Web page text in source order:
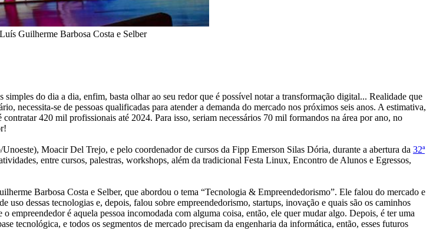
Guilherme Barbosa Costa e Selber
do dia a dia, enfim, basta olhar ao seu redor que é possível notar a transformação digital... Realidade que
necessita-se de pessoas qualificadas para atender a demanda do mercado nos próximos seis anos. A estimativa,
420 mil profissionais até 2024. Para isso, seriam necessários 70 mil formandos na área por ano, no
Moacir Del Trejo, e pelo coordenador de cursos da Fipp Emerson Silas Dória, durante a abertura da 32ª
entre cursos, palestras, workshops, além da tradicional Festa Linux, Encontro de Alunos e Egressos,
Barbosa Costa e Selber, que abordou o tema “Tecnologia & Empreendedorismo”. Ele falou do mercado e
dessas tecnologias e, depois, falou sobre empreendedorismo, startups, inovação e quais são os caminhos
empreendedor é aquela pessoa incomodada com alguma coisa, então, ele quer mudar algo. Depois, é ter uma
tecnológica, e todos os segmentos de mercado precisam da engenharia da informática, então, esses futuros